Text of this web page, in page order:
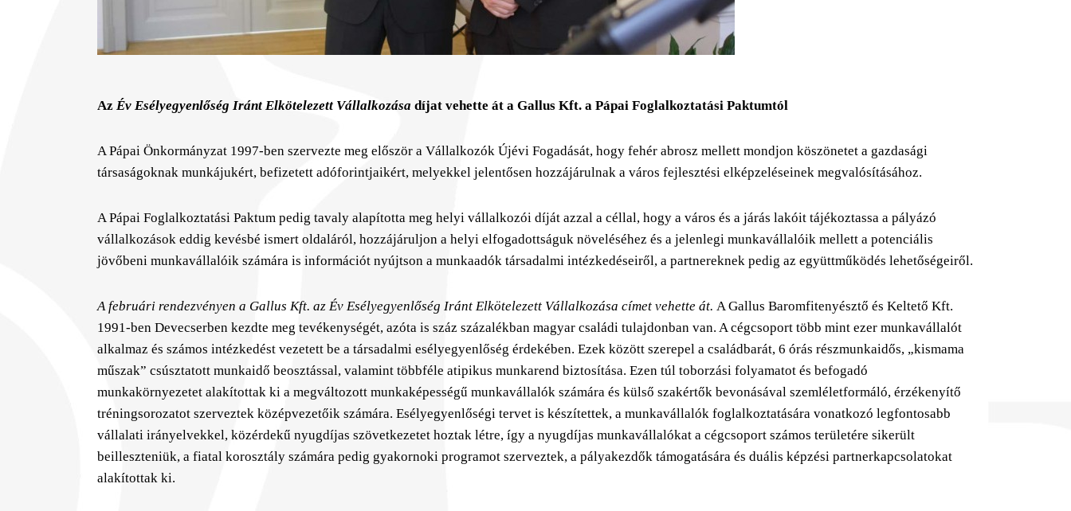
Az Év Esélyegyenlőség Iránt Elkötelezett Vállalkozása díjat vehette át a Gallus Kft. a Pápai Foglalkoztatási Paktumtól
A Pápai Önkormányzat 1997-ben szervezte meg először a Vállalkozók Újévi Fogadását, hogy fehér abrosz mellett mondjon köszönetet a gazdasági
társaságoknak munkájukért, befizetett adóforintjaikért, melyekkel jelentősen hozzájárulnak a város fejlesztési elképzeléseinek megvalósításához.
A Pápai Foglalkoztatási Paktum pedig tavaly alapította meg helyi vállalkozói díját azzal a céllal, hogy a város és a járás lakóit tájékoztassa a pályázó
vállalkozások eddig kevésbé ismert oldaláról, hozzájáruljon a helyi elfogadottságuk növeléséhez és a jelenlegi munkavállalóik mellett a potenciális
jövőbeni munkavállalóik számára is információt nyújtson a munkaadók társadalmi intézkedéseiről, a partnereknek pedig az együttműködés lehetőségeiről.
A februári rendezvényen a Gallus Kft. az Év Esélyegyenlőség Iránt Elkötelezett Vállalkozása címet vehette át. A Gallus Baromfitenyésztő és Keltető Kft.
1991-ben Devecserben kezdte meg tevékenységét, azóta is száz százalékban magyar családi tulajdonban van. A cégcsoport több mint ezer munkavállalót
alkalmaz és számos intézkedést vezetett be a társadalmi esélyegyenlőség érdekében. Ezek között szerepel a családbarát, 6 órás részmunkaidős, „kismama
műszak” csúsztatott munkaidő beosztással, valamint többféle atipikus munkarend biztosítása. Ezen túl toborzási folyamatot és befogadó
munkakörnyezetet alakítottak ki a megváltozott munkaképességű munkavállalók számára és külső szakértők bevonásával szemléletformáló, érzékenyítő
tréningsorozatot szerveztek középvezetőik számára. Esélyegyenlőségi tervet is készítettek, a munkavállalók foglalkoztatására vonatkozó legfontosabb
vállalati irányelvekkel, közérdekű nyugdíjas szövetkezetet hoztak létre, így a nyugdíjas munkavállalókat a cégcsoport számos területére sikerült
beilleszteniük, a fiatal korosztály számára pedig gyakornoki programot szerveztek, a pályakezdők támogatására és duális képzési partnerkapcsolatokat
alakítottak ki.